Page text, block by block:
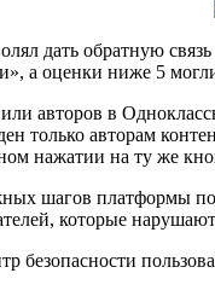
дать обратную
а оценки ниже 5
авторов в
только авторам
нажатии на ту же
шагов платформы
которые
безопасности